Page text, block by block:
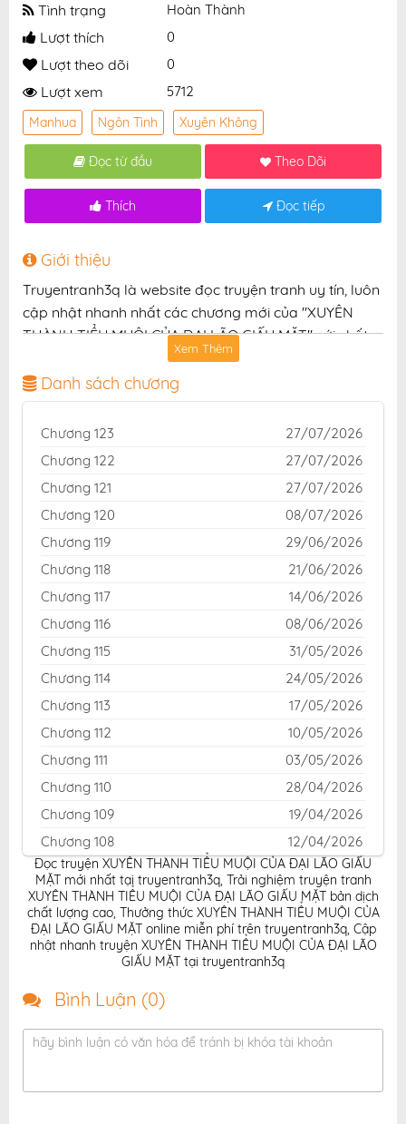
Tình trạng Hoàn Thành
Lượt thích 0
Lượt theo dõi 0
Lượt xem 5712
Manhua Ngôn Tình Xuyên Không
Đọc từ đầu Theo Dõi
Thích Đọc tiếp
Giới thiệu
Truyentranh3q là website đọc truyện tranh uy tín, luôn
cập nhật nhanh nhất các chương mới của "XUYÊN
THÀNH TIỂU MUỘI CỦA ĐẠI LÃO GIẤU MẶT" với chất
lượng hình ảnh sắc nét, bản dịch chuẩn và giao diện
thân thiện, mang đến trải nghiệm đọc truyện hấp dẫn,
tiện lợi, hoàn toàn miễn phí cho độc giả yêu thích
truyện tranh online.
Xem Thêm
Danh sách chương
Chương 123
27/07/2026
Chương 122
27/07/2026
Chương 121
27/07/2026
Chương 120
08/07/2026
Chương 119
29/06/2026
Chương 118
21/06/2026
Chương 117
14/06/2026
Chương 116
08/06/2026
Chương 115
31/05/2026
Chương 114
24/05/2026
Chương 113
17/05/2026
Chương 112
10/05/2026
Chương 111
03/05/2026
Chương 110
28/04/2026
Chương 109
19/04/2026
Chương 108
12/04/2026
Chương 107
05/04/2026
Chương 106
30/03/2026
Chương 105
28/03/2026
Chương 104
22/03/2026
Chương 102
Chương 101
01/03/2026
Đọc truyện XUYÊN THÀNH TIỂU MUỘI CỦA ĐẠI LÃO GIẤU
MẶT mới nhất tại truyentranh3q, Trải nghiệm truyện tranh
XUYÊN THÀNH TIỂU MUỘI CỦA ĐẠI LÃO GIẤU MẶT bản dịch
chất lượng cao, Thưởng thức XUYÊN THÀNH TIỂU MUỘI CỦA
ĐẠI LÃO GIẤU MẶT online miễn phí trên truyentranh3q, Cập
nhật nhanh truyện XUYÊN THÀNH TIỂU MUỘI CỦA ĐẠI LÃO
GIẤU MẶT tại truyentranh3q
Bình Luận (0)
hãy bình luận có văn hóa để tránh bị khóa tài khoản